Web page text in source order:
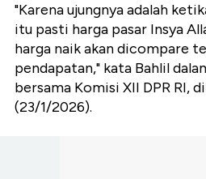
"Karena ujungnya adalah
itu pasti harga pasar Insya
harga naik akan dicompare
pendapatan," kata Bahlil
bersama Komisi XII DPR RI,
(23/1/2026).